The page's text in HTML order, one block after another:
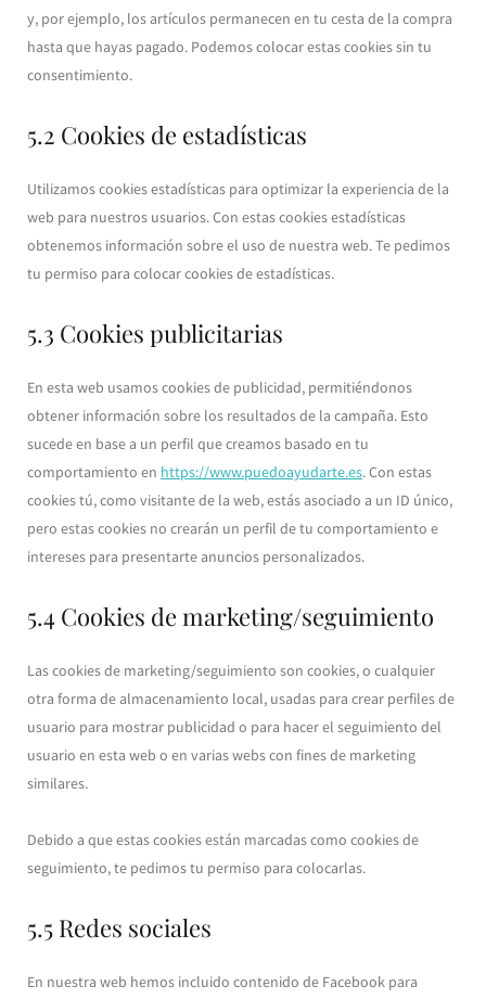
y, por ejemplo, los artículos permanecen en tu cesta de la compra
hasta que hayas pagado. Podemos colocar estas cookies sin tu
consentimiento.
5.2 Cookies de estadísticas
Utilizamos cookies estadísticas para optimizar la experiencia de la
web para nuestros usuarios. Con estas cookies estadísticas
obtenemos información sobre el uso de nuestra web. Te pedimos
tu permiso para colocar cookies de estadísticas.
5.3 Cookies publicitarias
En esta web usamos cookies de publicidad, permitiéndonos
obtener información sobre los resultados de la campaña. Esto
sucede en base a un perfil que creamos basado en tu
comportamiento en https://www.puedoayudarte.es. Con estas
cookies tú, como visitante de la web, estás asociado a un ID único,
pero estas cookies no crearán un perfil de tu comportamiento e
intereses para presentarte anuncios personalizados.
5.4 Cookies de marketing/seguimiento
Las cookies de marketing/seguimiento son cookies, o cualquier
otra forma de almacenamiento local, usadas para crear perfiles de
usuario para mostrar publicidad o para hacer el seguimiento del
usuario en esta web o en varias webs con fines de marketing
similares.
Debido a que estas cookies están marcadas como cookies de
seguimiento, te pedimos tu permiso para colocarlas.
5.5 Redes sociales
En nuestra web hemos incluido contenido de Facebook para